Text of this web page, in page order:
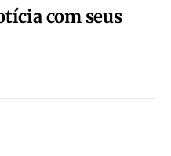
com seus